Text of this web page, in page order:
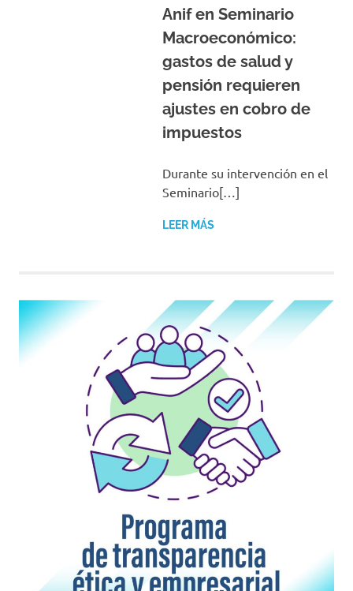
Anif en Seminario
Macroeconómico:
gastos de salud y
pensión requieren
ajustes en cobro de
impuestos
Durante su intervención en el
Seminario[…]
LEER MÁS